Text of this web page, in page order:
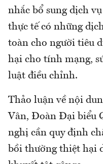
nhắc bổ sung dịch
thực tế có những
toàn cho người tiêu
hại cho tính mạng,
luật điều chỉnh.
Thảo luận về nội
Vân, Đoàn Đại biểu
nghị cần quy định
bồi thường thiệt hại